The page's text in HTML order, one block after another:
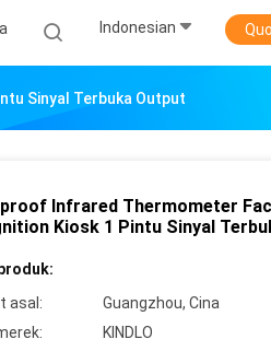
Indonesian
Sinyal Terbuka Output
Infrared Thermometer
Kiosk 1 Pintu Sinyal
asal:
Guangzhou, Cina
KINDLO